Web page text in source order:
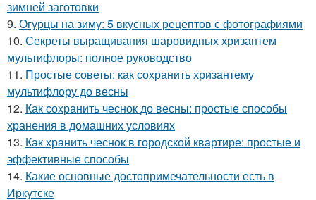
зимней заготовки
9. Огурцы на зиму: 5 вкусных рецептов с фотографиями
10. Секреты выращивания шаровидных хризантем
мультифлоры: полное руководство
11. Простые советы: как сохранить хризантему
мультифлору до весны
12. Как сохранить чеснок до весны: простые способы
хранения в домашних условиях
13. Как хранить чеснок в городской квартире: простые и
эффективные способы
14. Какие основные достопримечательности есть в
Иркутске